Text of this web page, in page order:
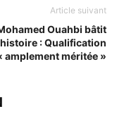
Article suivant
Ouahbi bâtit
: Qualification
amplement méritée »